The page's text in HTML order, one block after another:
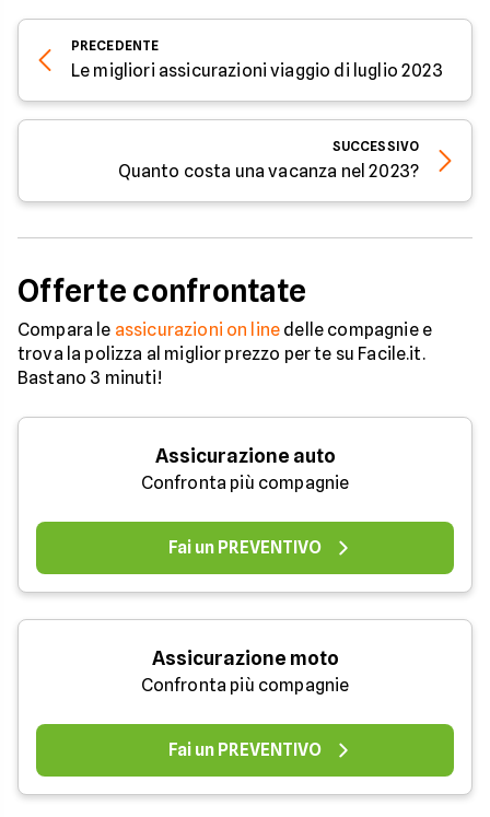
PRECEDENTE
Le migliori assicurazioni viaggio di luglio 2023
SUCCESSIVO
Quanto costa una vacanza nel 2023?
Offerte confrontate
Compara le assicurazioni on line delle compagnie e
trova la polizza al miglior prezzo per te su Facile.it.
Bastano 3 minuti!
Assicurazione auto
Confronta più compagnie
Fai un PREVENTIVO
Assicurazione moto
Confronta più compagnie
Fai un PREVENTIVO